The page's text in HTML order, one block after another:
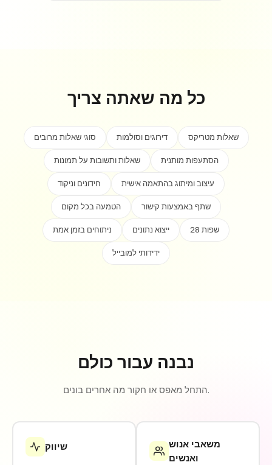
כל מה שאתה צריך
סוגי שאלות מרובים דירוגים וסולמות
שאלות מטריקס
שאלות ותשובות על תמונות
הסתעפות מותנית
חידונים וניקוד
עיצוב ומיתוג בהתאמה אישית
הטמעה בכל מקום
שתף באמצעות קישור
ניתוחים בזמן אמת
ייצוא נתונים
28 שפות
ידידותי למובייל
נבנה עבור כולם
התחל מאפס או חקור מה אחרים בונים.
שיווק
משאבי אנוש
ואנשים